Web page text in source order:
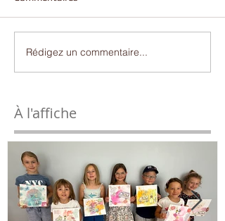
Rédigez un commentaire...
À l'affiche